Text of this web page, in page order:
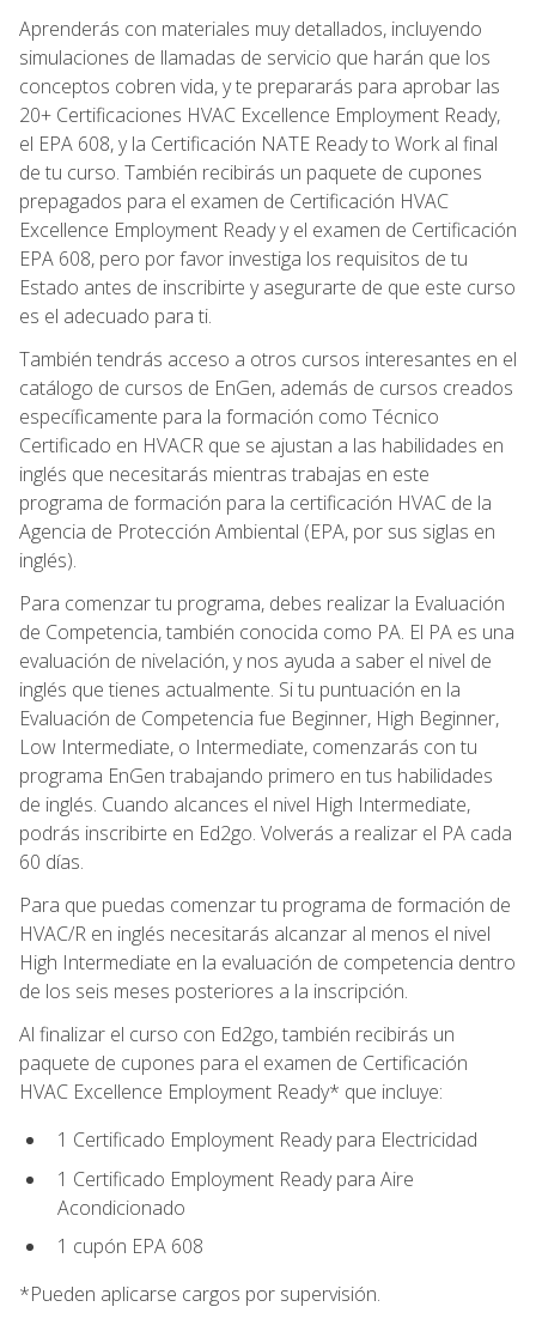
Aprenderás con materiales muy detallados, incluyendo
simulaciones de llamadas de servicio que harán que los
conceptos cobren vida, y te prepararás para aprobar las
20+ Certificaciones HVAC Excellence Employment Ready,
el EPA 608, y la Certificación NATE Ready to Work al final
de tu curso. También recibirás un paquete de cupones
prepagados para el examen de Certificación HVAC
Excellence Employment Ready y el examen de Certificación
EPA 608, pero por favor investiga los requisitos de tu
Estado antes de inscribirte y asegurarte de que este curso
es el adecuado para ti.
También tendrás acceso a otros cursos interesantes en el
catálogo de cursos de EnGen, además de cursos creados
específicamente para la formación como Técnico
Certificado en HVACR que se ajustan a las habilidades en
inglés que necesitarás mientras trabajas en este
programa de formación para la certificación HVAC de la
Agencia de Protección Ambiental (EPA, por sus siglas en
inglés).
Para comenzar tu programa, debes realizar la Evaluación
de Competencia, también conocida como PA. El PA es una
evaluación de nivelación, y nos ayuda a saber el nivel de
inglés que tienes actualmente. Si tu puntuación en la
Evaluación de Competencia fue Beginner, High Beginner,
Low Intermediate, o Intermediate, comenzarás con tu
programa EnGen trabajando primero en tus habilidades
de inglés. Cuando alcances el nivel High Intermediate,
podrás inscribirte en Ed2go. Volverás a realizar el PA cada
60 días.
Para que puedas comenzar tu programa de formación de
HVAC/R en inglés necesitarás alcanzar al menos el nivel
High Intermediate en la evaluación de competencia dentro
de los seis meses posteriores a la inscripción.
Al finalizar el curso con Ed2go, también recibirás un
paquete de cupones para el examen de Certificación
HVAC Excellence Employment Ready* que incluye:
1 Certificado Employment Ready para Electricidad
1 Certificado Employment Ready para Aire
Acondicionado
1 cupón EPA 608
*Pueden aplicarse cargos por supervisión.